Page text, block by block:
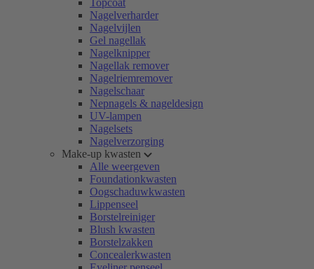
Topcoat
Nagelverharder
Nagelvijlen
Gel nagellak
Nagelknipper
Nagellak remover
Nagelriemremover
Nagelschaar
Nepnagels & nageldesign
UV-lampen
Nagelsets
Nagelverzorging
Make-up kwasten
Alle weergeven
Foundationkwasten
Oogschaduwkwasten
Lippenseel
Borstelreiniger
Blush kwasten
Borstelzakken
Concealerkwasten